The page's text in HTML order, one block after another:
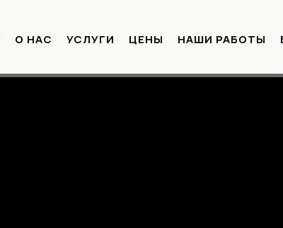
О НАС УСЛУГИ ЦЕНЫ НАШИ РАБОТЫ